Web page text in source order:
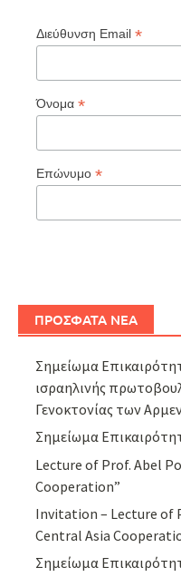
Διεύθυνση Email *
Όνομα *
Επώνυμο *
ΠΡΟΣΦΑΤΑ ΝΕΑ
Σημείωμα
ισραηλινής
Γενοκτονίας των
Σημείωμα
Lecture of Prof. Abel
Cooperation”
Invitation – Lecture of
Central Asia
Σημείωμα